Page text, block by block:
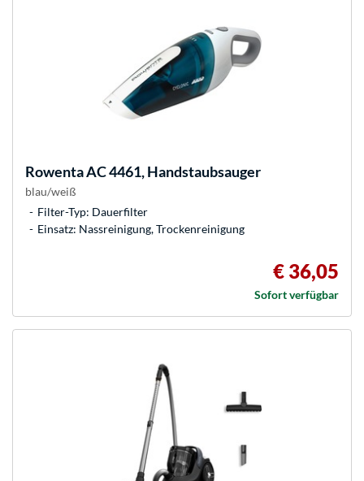
RowentaAC 4461, Handstaubsauger
blau/weiß
Filter-Typ: Dauerfilter
Einsatz: Nassreinigung, Trockenreinigung
€ 36,05
Sofort verfügbar